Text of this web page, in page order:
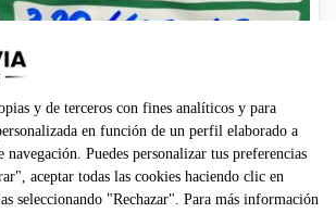
y de terceros con fines analíticos y para
en función de un perfil elaborado a
navegación. Puedes personalizar tus preferencias
aceptar todas las cookies haciendo clic en
seleccionando "Rechazar". Para más información